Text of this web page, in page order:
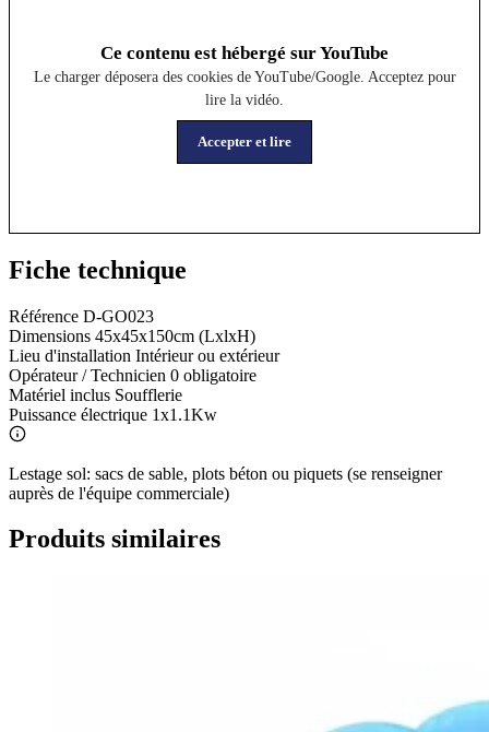
Ce contenu est hébergé sur YouTube
Le charger déposera des cookies de YouTube/Google. Acceptez pour
lire la vidéo.
Accepter et lire
Fiche technique
Référence D-GO023
Dimensions 45x45x150cm (LxlxH)
Lieu d'installation Intérieur ou extérieur
Opérateur / Technicien 0 obligatoire
Matériel inclus Soufflerie
Puissance électrique 1x1.1Kw
Lestage sol: sacs de sable, plots béton ou piquets (se renseigner
auprès de l'équipe commerciale)
Produits similaires